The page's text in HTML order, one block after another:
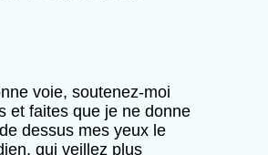
voie, soutenez-moi
et faites que je ne donne
dessus mes yeux le
qui veillez plus